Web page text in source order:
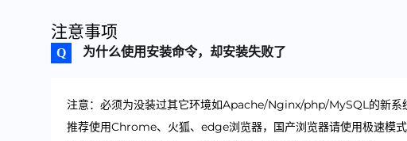
注意事项
为什么使用安装命令，却安装失败了
注意：必须为没装过其它环境如Apache/Nginx/php/MySQL的新系
推荐使用Chrome、火狐、edge浏览器，国产浏览器请使用极速模